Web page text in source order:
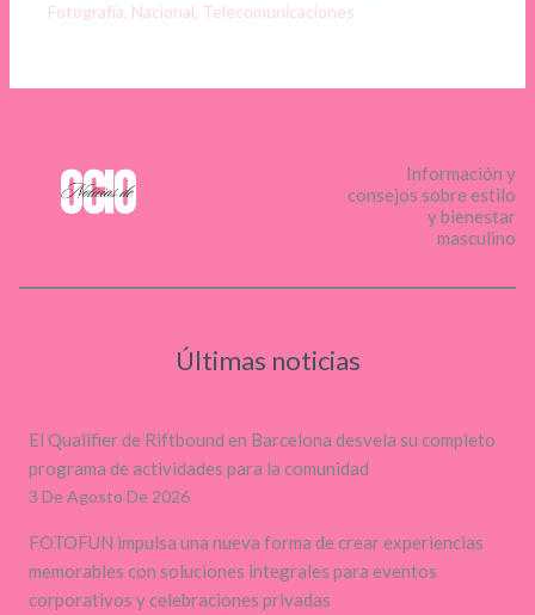
Fotografía, Nacional, Telecomunicaciones
Información y
consejos sobre estilo
y bienestar
masculino
Últimas noticias
El Qualifier de Riftbound en Barcelona desvela su completo
programa de actividades para la comunidad
3 De Agosto De 2026
FOTOFUN impulsa una nueva forma de crear experiencias
memorables con soluciones integrales para eventos
corporativos y celebraciones privadas